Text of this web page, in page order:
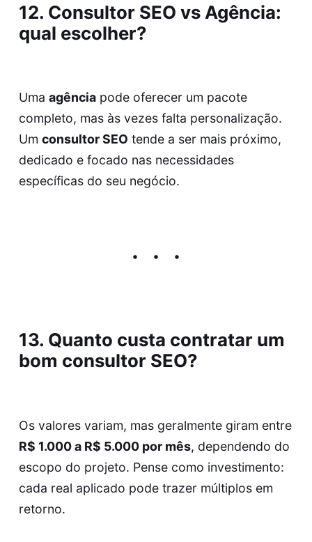
12. Consultor SEO vs Agência:
qual escolher?
Uma agênciapode oferecer um pacote
completo, mas às vezes falta personalização.
Um consultor SEO tende a ser mais próximo,
dedicado e focado nas necessidades
específicas do seu negócio.
13. Quanto custa contratar um
bom consultor SEO?
Os valores variam, mas geralmente giram entre
R$ 1.000 a R$ 5.000 por mês, dependendo do
escopo do projeto. Pense como investimento:
cada real aplicado pode trazer múltiplos em
retorno.